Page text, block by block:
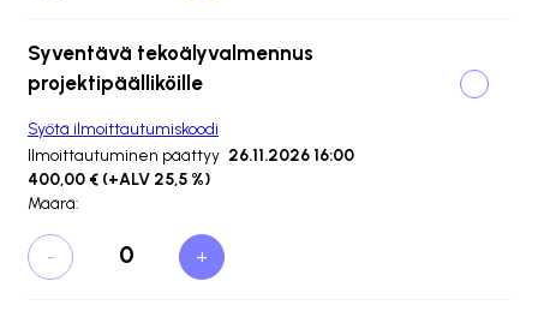
Syventävä tekoälyvalmennus
projektipäälliköille
Syötä ilmoittautumiskoodi
Ilmoittautuminen päättyy 26.11.2026 16:00
400,00 € (+ALV 25,5 %)
Määrä:
- +